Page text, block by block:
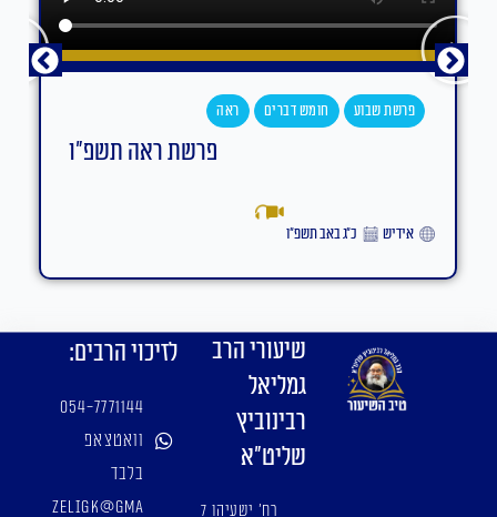
פרשת שבוע חומש דברים ראה
פרשת ראה תשפ"ו
אידיש כ״ג באב תשפ״ו
שיעורי הרב
גמליאל
רבינוביץ
שליט"א
רח' ישעיהו 7
לזיכוי הרבים:
054-7771144
וואטצאפ
בלבד
zeligk@gma